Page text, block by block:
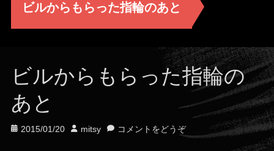
ビルからもらった指輪のあと
ビルからもらった指輪の
あと
投 2015/01/20
投 mitsy コメントをどうぞ